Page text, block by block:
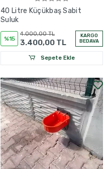
40 Litre Küçükbaş Sabit
Suluk
%15
4.000,00 TL
3.400,00 TL
KARGO
BEDAVA
Sepete Ekle